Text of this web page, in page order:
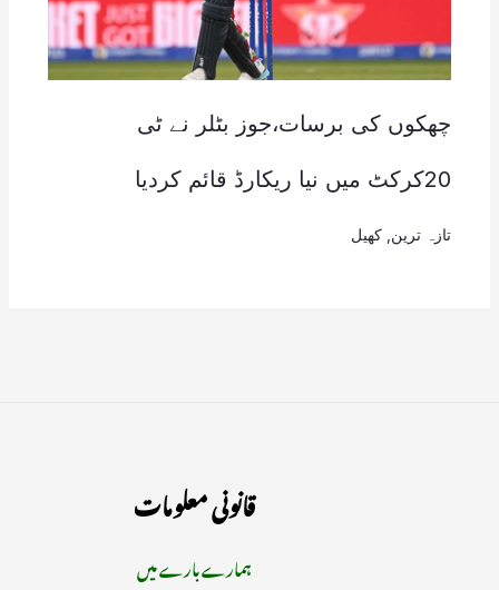
چھکوں کی برسات،جوز بٹلر نے ٹی
20کرکٹ میں نیا ریکارڈ قائم کردیا
تازہ ترین کھیل
قانونی معلومات
ہمارے بارے میں